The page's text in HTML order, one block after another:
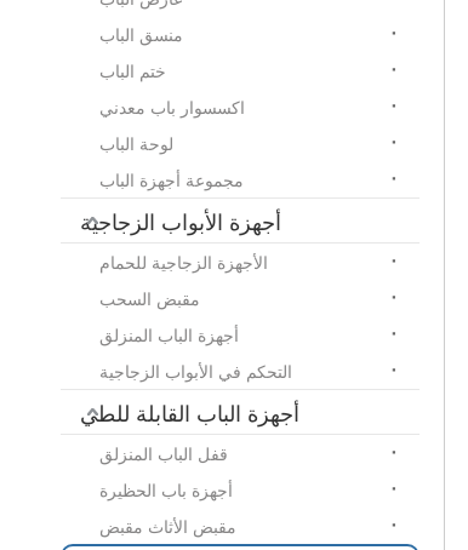
منسق الباب
ختم الباب
اكسسوار باب معدني
لوحة الباب
مجموعة أجهزة الباب
أجهزة الأبواب الزجاجية
الأجهزة الزجاجية للحمام
مقبض السحب
أجهزة الباب المنزلق
التحكم في الأبواب الزجاجية
أجهزة الباب القابلة للطي
قفل الباب المنزلق
أجهزة باب الحظيرة
مقبض الأثاث مقبض